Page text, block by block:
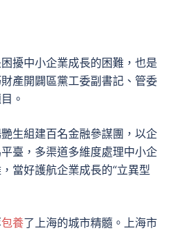
擾中小企業成長的困難，也是
產開闢區黨工委副書記、管委
。
生組建百名金融參謀團，以企
臺，多渠道多維度處理中小企
當好護航企業成長的“立異型
包養了上海的城市精髓。上海市